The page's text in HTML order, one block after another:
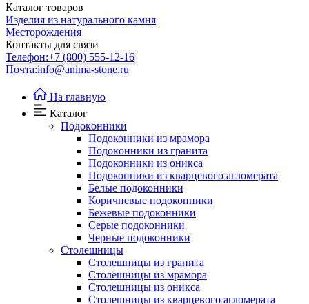
Каталог товаров
Изделия из натурального камня
Месторождения
Контакты для связи
Телефон:+7 (800) 555-12-16
Почта:info@anima-stone.ru
На главную
Каталог
Подокoнники
Подоконники из мрамора
Подокoнники из гранита
Подоконники из оникса
Подоконники из кварцевого агломерата
Белые подоконники
Коричневые подоконники
Бежевые подоконники
Серые подоконники
Черные подоконники
Столешницы
Столешницы из гранита
Столешницы из мрамора
Столешницы из оникса
Столешницы из кварцевого агломерата